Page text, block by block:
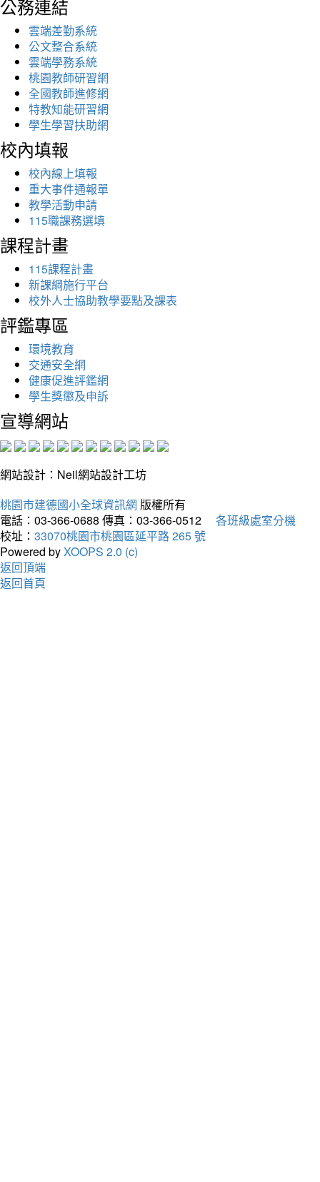
公務連結
雲端差勤系統
公文整合系統
雲端學務系統
桃園教師研習網
全國教師進修網
特教知能研習網
學生學習扶助網
校內填報
校內線上填報
重大事件通報單
教學活動申請
115職課務選填
課程計畫
115課程計畫
新課綱施行平台
校外人士協助教學要點及課表
評鑑專區
環境教育
交通安全網
健康促進評鑑網
學生獎懲及申訴
宣導網站
網站設計：Neil網站設計工坊
桃園市建德國小全球資訊網 版權所有
電話：03-366-0688 傳真：03-366-0512
各班級處室分機
校址： 33070桃園市桃園區延平路 265 號
Powered byXOOPS 2.0 (c)
返回頂端
返回首頁